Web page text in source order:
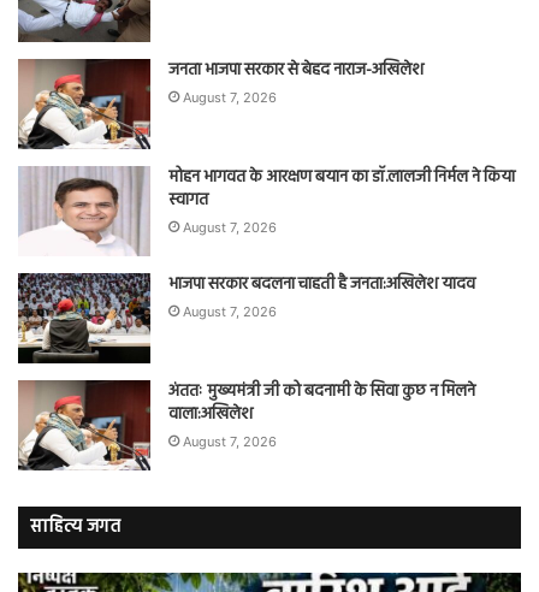
जनता भाजपा सरकार से बेहद नाराज-अखिलेश
August 7, 2026
मोहन भागवत के आरक्षण बयान का डॉ.लालजी निर्मल ने किया
स्वागत
August 7, 2026
भाजपा सरकार बदलना चाहती है जनता:अखिलेश यादव
August 7, 2026
अंततः मुख्यमंत्री जी को बदनामी के सिवा कुछ न मिलने
वाला:अखिलेश
August 7, 2026
साहित्य जगत